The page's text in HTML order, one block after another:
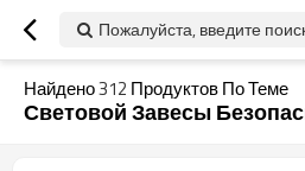
Пожалуйста, введите
Найдено312 Продуктов По Теме
Световой Завесы